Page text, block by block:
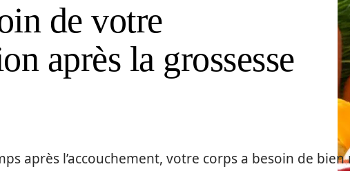
de votre
après la grossesse
après l’accouchement, votre corps a besoin de